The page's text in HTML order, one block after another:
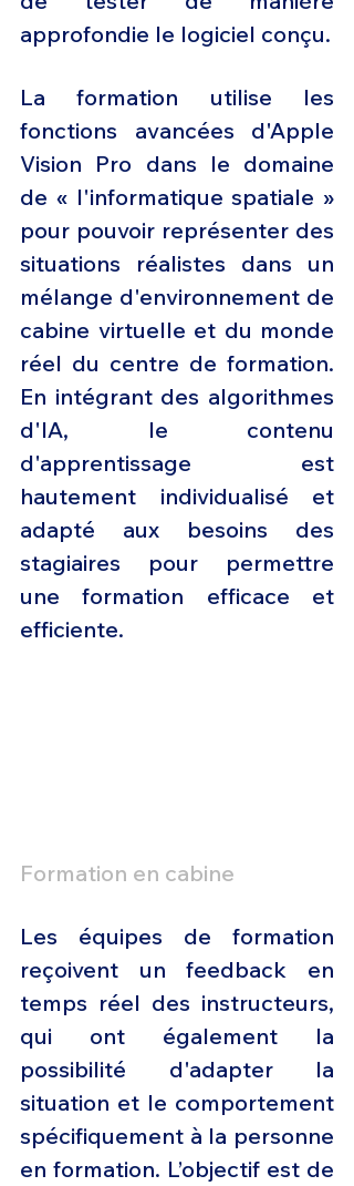
approfondie le logiciel conçu.
La formation utilise les
fonctions avancées d'Apple
Vision Pro dans le domaine
de « l'informatique spatiale »
pour pouvoir représenter des
situations réalistes dans un
mélange d'environnement de
cabine virtuelle et du monde
réel du centre de formation.
En intégrant des algorithmes
d'IA, le contenu
d'apprentissage est
hautement individualisé et
adapté aux besoins des
stagiaires pour permettre
une formation efficace et
efficiente.
Formation en cabine
Les équipes de formation
reçoivent un feedback en
temps réel des instructeurs,
qui ont également la
possibilité d'adapter la
situation et le comportement
spécifiquement à la personne
en formation. L’objectif est de